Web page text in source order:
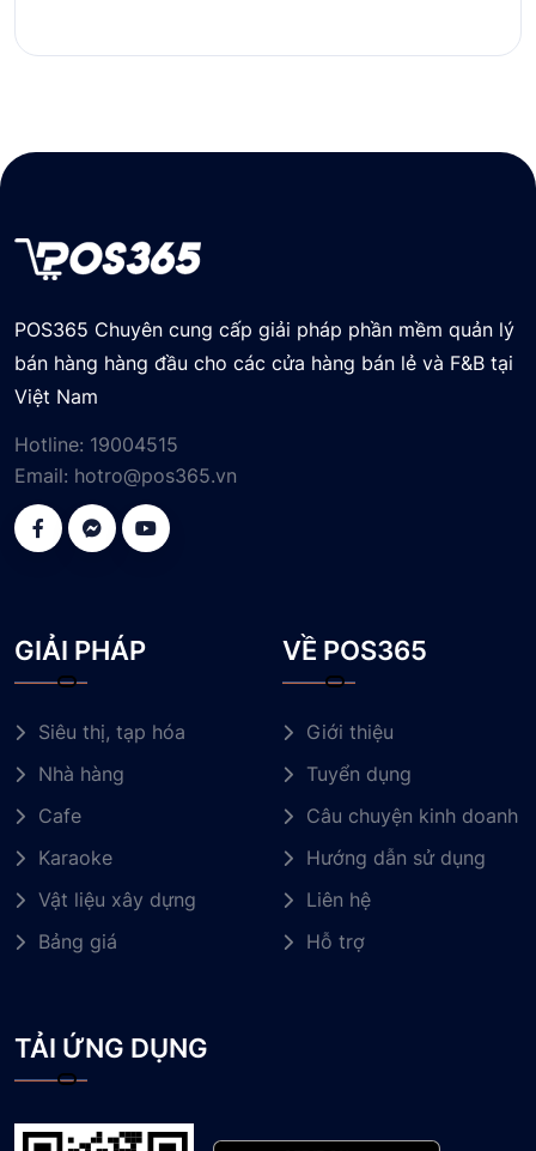
POS365 Chuyên cung cấp giải pháp phần mềm quản lý
bán hàng hàng đầu cho các cửa hàng bán lẻ và F&B tại
Việt Nam
Hotline: 19004515
Email: hotro@pos365.vn
GIẢI PHÁP
Siêu thị, tạp hóa
Nhà hàng
Cafe
Karaoke
Vật liệu xây dựng
Bảng giá
VỀ POS365
Giới thiệu
Tuyển dụng
Câu chuyện kinh doanh
Hướng dẫn sử dụng
Liên hệ
Hỗ trợ
TẢI ỨNG DỤNG